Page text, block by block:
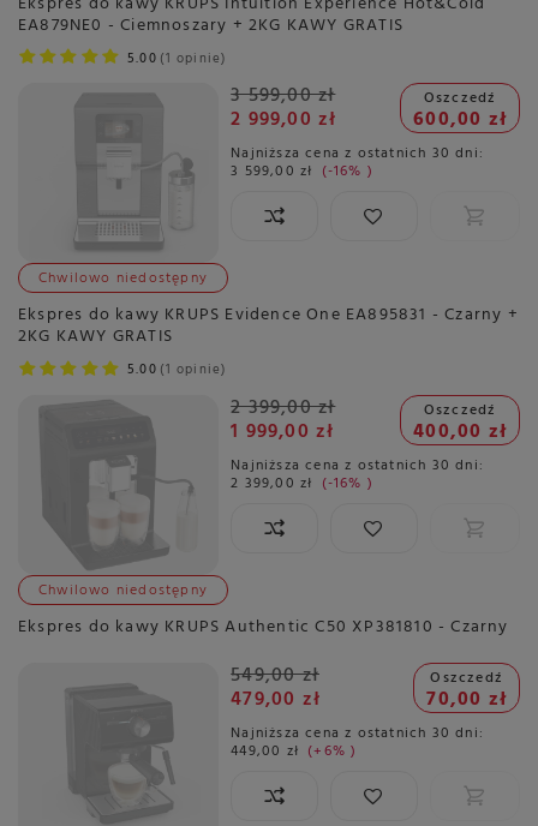
EA879NE0 - Ciemnoszary + 2KG KAWY GRATIS
5.00 1 opinie
3 599,00 zł
2 999,00 zł
Oszczedź
600,00 zł
Najniższa cena z ostatnich 30 dni:
3 599,00 zł -16%
Chwilowo niedostępny
Ekspres do kawy KRUPS Evidence One EA895831 - Czarny +
2KG KAWY GRATIS
5.00 1 opinie
2 399,00 zł
1 999,00 zł
Oszczedź
400,00 zł
Najniższa cena z ostatnich 30 dni:
2 399,00 zł -16%
Chwilowo niedostępny
Ekspres do kawy KRUPS Authentic C50 XP381810 - Czarny
549,00 zł
479,00 zł
Oszczedź
70,00 zł
Najniższa cena z ostatnich 30 dni:
449,00 zł +6%